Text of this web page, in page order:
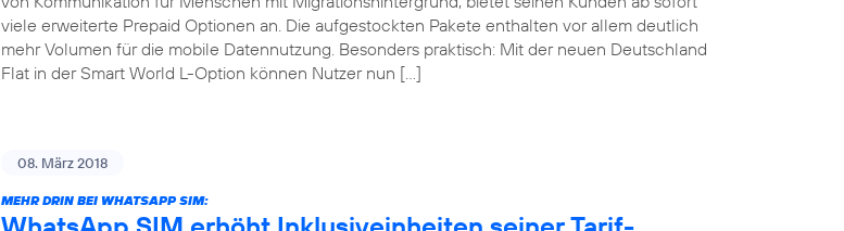
viele erweiterte Prepaid Optionen an. Die aufgestockten Pakete enthalten vor allem deutlich
mehr Volumen für die mobile Datennutzung. Besonders praktisch: Mit der neuen Deutschland
Flat in der Smart World L-Option können Nutzer nun […]
08. März 2018
MEHR DRIN BEI WHATSAPP SIM: